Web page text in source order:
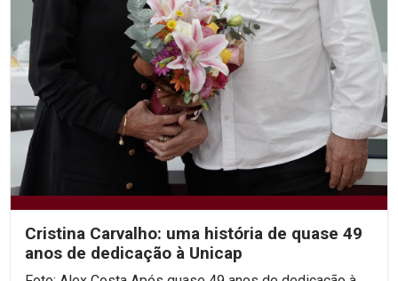
Cristina Carvalho: uma história de quase 49
anos de dedicação à Unicap